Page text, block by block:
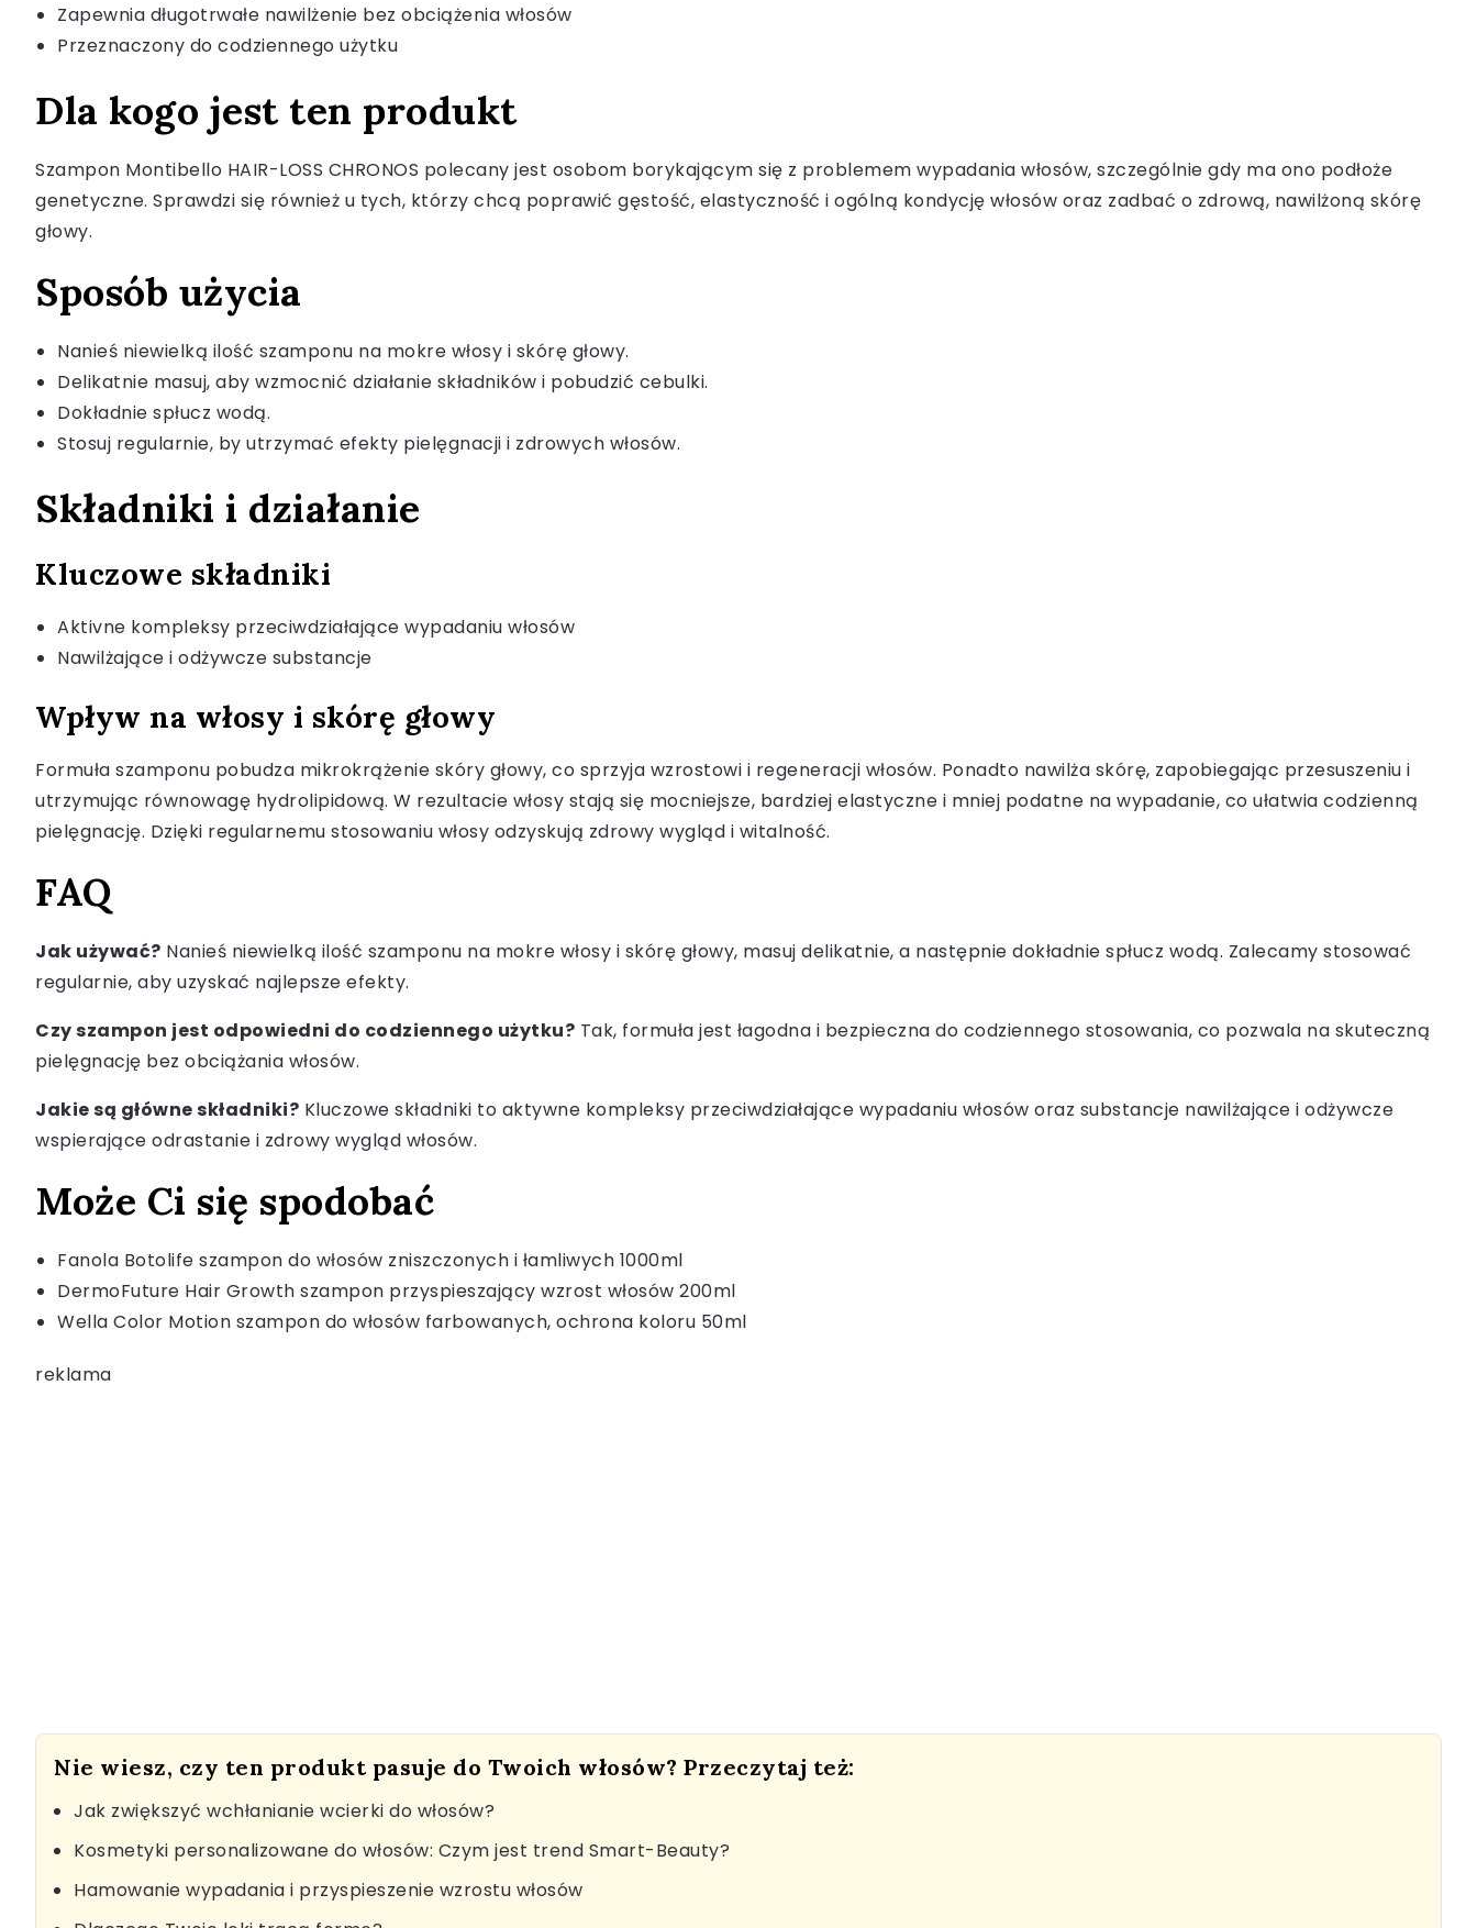
Zapewnia długotrwałe nawilżenie bez obciążenia włosów
Przeznaczony do codziennego użytku
Dla kogo jest ten produkt
Szampon Montibello HAIR-LOSS CHRONOS polecany jest osobom borykającym się z problemem wypadania włosów, szczególnie gdy ma ono podłoże
genetyczne. Sprawdzi się również u tych, którzy chcą poprawić gęstość, elastyczność i ogólną kondycję włosów oraz zadbać o zdrową, nawilżoną skórę
głowy.
Sposób użycia
Nanieś niewielką ilość szamponu na mokre włosy i skórę głowy.
Delikatnie masuj, aby wzmocnić działanie składników i pobudzić cebulki.
Dokładnie spłucz wodą.
Stosuj regularnie, by utrzymać efekty pielęgnacji i zdrowych włosów.
Składniki i działanie
Kluczowe składniki
Aktivne kompleksy przeciwdziałające wypadaniu włosów
Nawilżające i odżywcze substancje
Wpływ na włosy i skórę głowy
Formuła szamponu pobudza mikrokrążenie skóry głowy, co sprzyja wzrostowi i regeneracji włosów. Ponadto nawilża skórę, zapobiegając przesuszeniu i
utrzymując równowagę hydrolipidową. W rezultacie włosy stają się mocniejsze, bardziej elastyczne i mniej podatne na wypadanie, co ułatwia codzienną
pielęgnację. Dzięki regularnemu stosowaniu włosy odzyskują zdrowy wygląd i witalność.
FAQ
Jak używać? Nanieś niewielką ilość szamponu na mokre włosy i skórę głowy, masuj delikatnie, a następnie dokładnie spłucz wodą. Zalecamy stosować
regularnie, aby uzyskać najlepsze efekty.
Czy szampon jest odpowiedni do codziennego użytku? Tak, formuła jest łagodna i bezpieczna do codziennego stosowania, co pozwala na skuteczną
pielęgnację bez obciążania włosów.
Jakie są główne składniki? Kluczowe składniki to aktywne kompleksy przeciwdziałające wypadaniu włosów oraz substancje nawilżające i odżywcze
wspierające odrastanie i zdrowy wygląd włosów.
Może Ci się spodobać
Fanola Botolife szampon do włosów zniszczonych i łamliwych 1000ml
DermoFuture Hair Growth szampon przyspieszający wzrost włosów 200ml
Wella Color Motion szampon do włosów farbowanych, ochrona koloru 50ml
reklama
Nie wiesz, czy ten produkt pasuje do Twoich włosów? Przeczytaj też:
Jak zwiększyć wchłanianie wcierki do włosów?
Kosmetyki personalizowane do włosów: Czym jest trend Smart-Beauty?
Hamowanie wypadania i przyspieszenie wzrostu włosów